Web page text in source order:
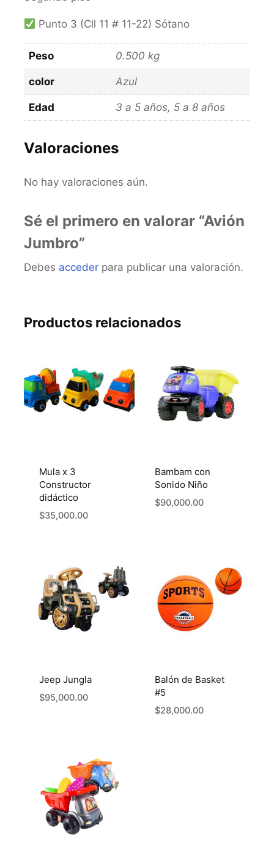
Punto 3 (Cll 11 # 11-22) Sótano
Peso 0.500 kg
color Azul
Edad 3 a 5 años, 5 a 8 años
Valoraciones
No hay valoraciones aún.
Sé el primero en valorar “Avión
Jumbro”
Debes acceder para publicar una valoración.
Productos relacionados
Mula x 3
Constructor
didáctico
$35,000.00
Bambam con
Sonido Niño
$90,000.00
Jeep Jungla
$95,000.00
Balón de Basket
#5
$28,000.00